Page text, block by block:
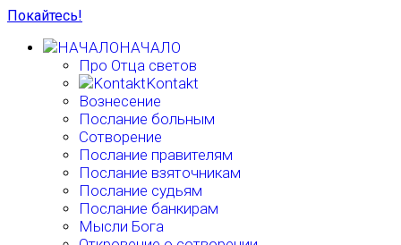
Покайтесь!
НАЧАЛО
Про Отца светов
Kontakt
Вознесение
Послание больным
Сотворение
Послание правителям
Послание взяточникам
Послание судьям
Послание банкирам
Мысли Бога